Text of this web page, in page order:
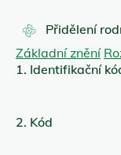
Přidělení
Základní znění
1. Identifikační
2. Kód